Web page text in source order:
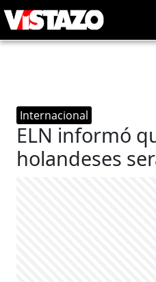
Internacional
ELN informó
holandeses